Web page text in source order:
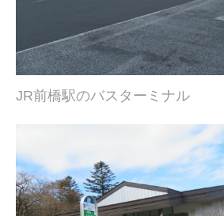
JR前橋駅のバスターミナル